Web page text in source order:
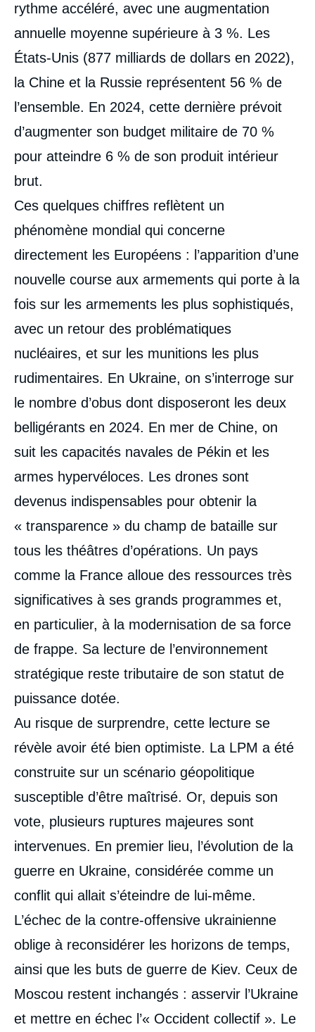
rythme accéléré, avec une augmentation
annuelle moyenne supérieure à 3 %. Les
États-Unis (877 milliards de dollars en 2022),
la Chine et la Russie représentent 56 % de
l’ensemble. En 2024, cette dernière prévoit
d’augmenter son budget militaire de 70 %
pour atteindre 6 % de son produit intérieur
brut.
Ces quelques chiffres reflètent un
phénomène mondial qui concerne
directement les Européens : l’apparition d’une
nouvelle course aux armements qui porte à la
fois sur les armements les plus sophistiqués,
avec un retour des problématiques
nucléaires, et sur les munitions les plus
rudimentaires. En Ukraine, on s’interroge sur
le nombre d’obus dont disposeront les deux
belligérants en 2024. En mer de Chine, on
suit les capacités navales de Pékin et les
armes hypervéloces. Les drones sont
devenus indispensables pour obtenir la
« transparence » du champ de bataille sur
tous les théâtres d’opérations. Un pays
comme la France alloue des ressources très
significatives à ses grands programmes et,
en particulier, à la modernisation de sa force
de frappe. Sa lecture de l’environnement
stratégique reste tributaire de son statut de
puissance dotée.
Au risque de surprendre, cette lecture se
révèle avoir été bien optimiste. La LPM a été
construite sur un scénario géopolitique
susceptible d’être maîtrisé. Or, depuis son
vote, plusieurs ruptures majeures sont
intervenues. En premier lieu, l’évolution de la
guerre en Ukraine, considérée comme un
conflit qui allait s’éteindre de lui-même.
L’échec de la contre-offensive ukrainienne
oblige à reconsidérer les horizons de temps,
ainsi que les buts de guerre de Kiev. Ceux de
Moscou restent inchangés : asservir l’Ukraine
et mettre en échec l’« Occident collectif ». Le